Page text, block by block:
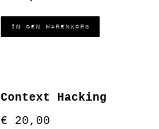
In den Warenkorb
Context Hacking
€ 20,00